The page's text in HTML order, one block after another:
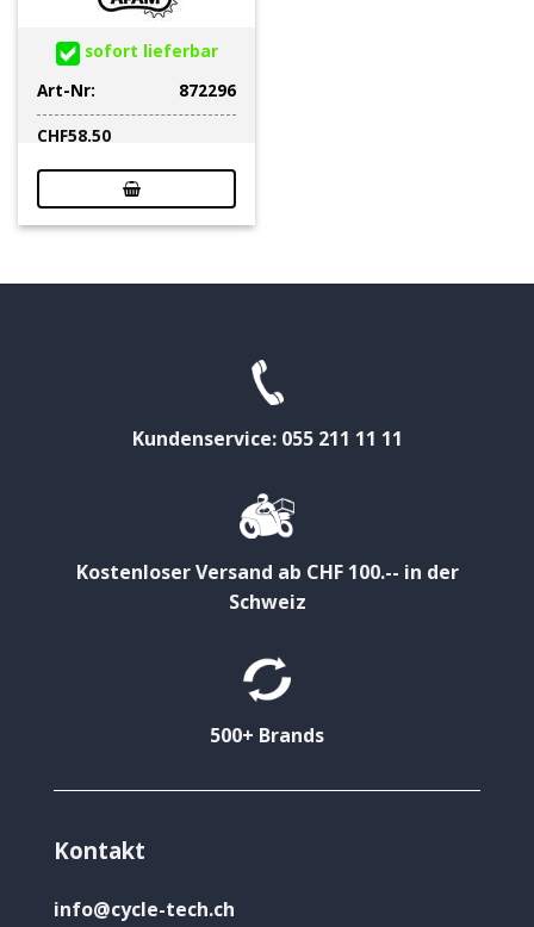
sofort lieferbar
Art-Nr:
872296
CHF58.50
Kundenservice: 055 211 11 11
Kostenloser Versand ab CHF 100.-- in der
Schweiz
500+ Brands
Kontakt
info@cycle-tech.ch